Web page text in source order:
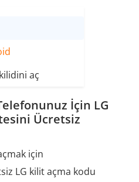
aç
İçin LG
Ücretsiz
için
LG kilit açma kodu